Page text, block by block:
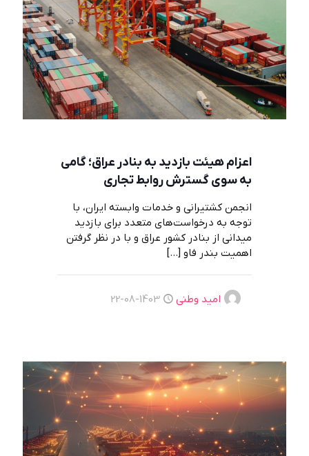
اعزام هیئت بازدید به بنادر عراق؛ گامی
به سوی گسترش روابط تجاری
انجمن کشتیرانی و خدمات وابسته ایران، با
توجه به درخواست‌های متعدد برای بازدید
میدانی از بنادر کشور عراق و با در نظر گرفتن
اهمیت بندر فاو […]
امید وطنی 1403-08-22